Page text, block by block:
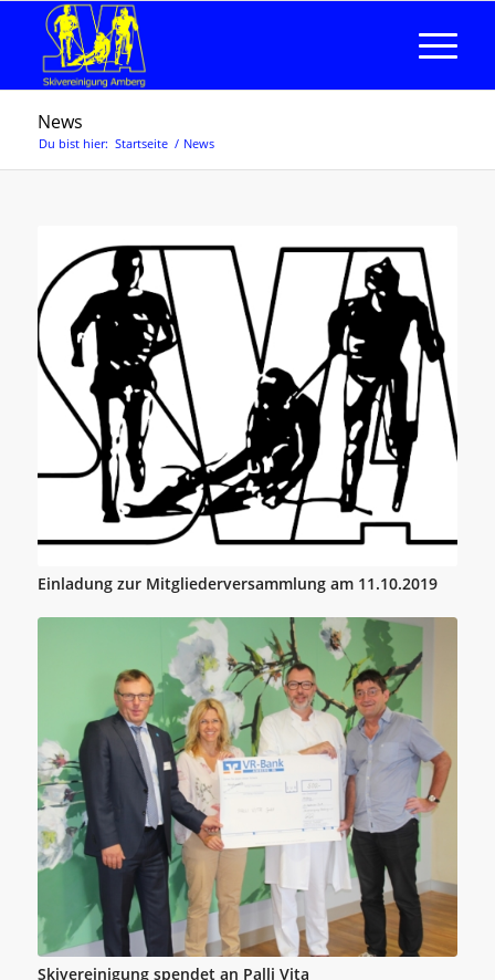
News
Du bist hier: Startseite / News
Einladung zur Mitgliederversammlung am 11.10.2019
Skivereinigung spendet an Palli Vita